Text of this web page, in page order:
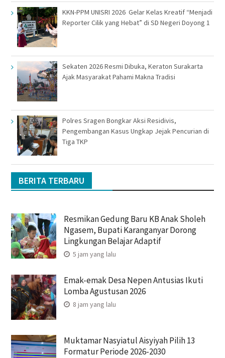
KKN-PPM UNISRI 2026 Gelar Kelas Kreatif “Menjadi
Reporter Cilik yang Hebat” di SD Negeri Doyong 1
Sekaten 2026 Resmi Dibuka, Keraton Surakarta
Ajak Masyarakat Pahami Makna Tradisi
Polres Sragen Bongkar Aksi Residivis,
Pengembangan Kasus Ungkap Jejak Pencurian di
Tiga TKP
BERITA TERBARU
Resmikan Gedung Baru KB Anak Sholeh
Ngasem, Bupati Karanganyar Dorong
Lingkungan Belajar Adaptif
5 jam yang lalu
Emak-emak Desa Nepen Antusias Ikuti
Lomba Agustusan 2026
8 jam yang lalu
Muktamar Nasyiatul Aisyiyah Pilih 13
Formatur Periode 2026-2030